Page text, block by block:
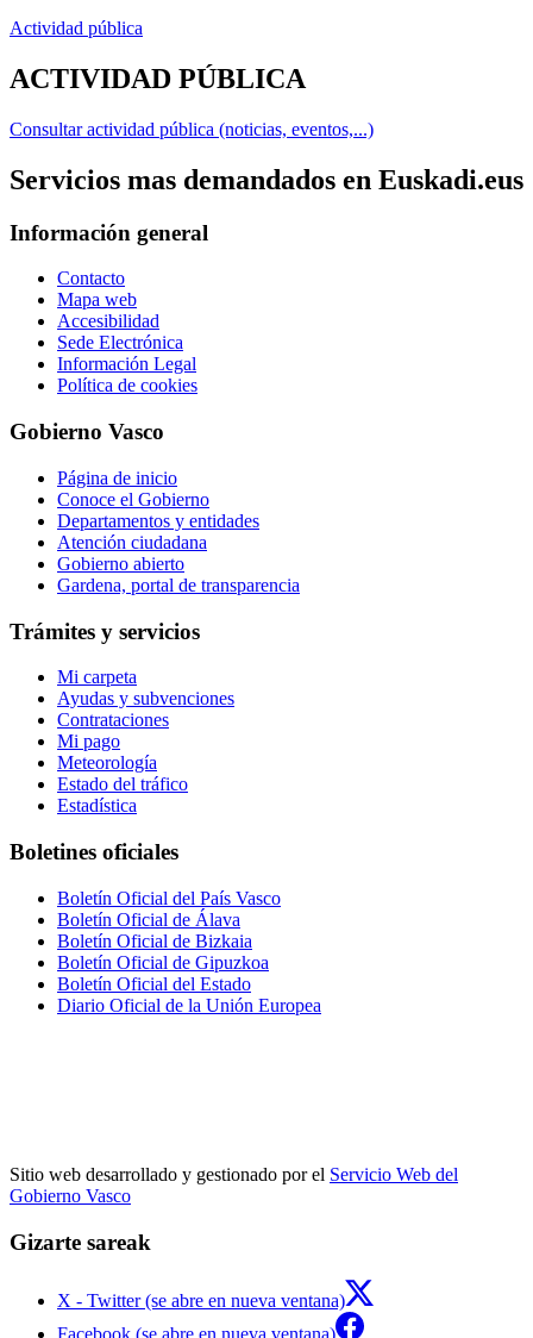
Actividad pública
ACTIVIDAD PÚBLICA
Consultar actividad pública (noticias, eventos,...)
Servicios mas demandados en Euskadi.eus
Información general
Contacto
Mapa web
Accesibilidad
Sede Electrónica
Información Legal
Política de cookies
Gobierno Vasco
Página de inicio
Conoce el Gobierno
Departamentos y entidades
Atención ciudadana
Gobierno abierto
Gardena, portal de transparencia
Trámites y servicios
Mi carpeta
Ayudas y subvenciones
Contrataciones
Mi pago
Meteorología
Estado del tráfico
Estadística
Boletines oficiales
Boletín Oficial del País Vasco
Boletín Oficial de Álava
Boletín Oficial de Bizkaia
Boletín Oficial de Gipuzkoa
Boletín Oficial del Estado
Diario Oficial de la Unión Europea
Sitio web desarrollado y gestionado por el Servicio Web del
Gobierno Vasco
Gizarte sareak
X - Twitter (se abre en nueva ventana)
Facebook (se abre en nueva ventana)